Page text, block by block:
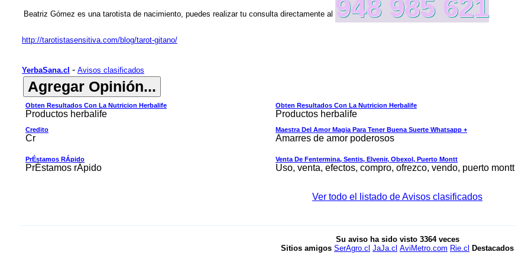
Beatriz Gómez es una tarotista de nacimiento, puedes realizar tu consulta directamente al 948 985 621
http://tarotistasensitiva.com/blog/tarot-gitano/
YerbaSana.cl - Avisos clasificados
Obten Resultados Con La Nutricion Herbalife
Productos herbalife
Obten Resultados Con La Nutricion Herbalife
Productos herbalife
Credito
Cr
Maestra Del Amor Magia Para Tener Buena Suerte Whatsapp +
Amarres de amor poderosos
PrÉstamos RÁpido
PrÉstamos rÁpido
Venta De Fentermina, Sentis, Elvenir, Obexol, Puerto Montt
Uso, venta, efectos, compro, ofrezco, vendo, puerto montt
Ver todo el listado de Avisos clasificados
Su aviso ha sido visto 3364veces
Sitios amigos SerAgro.cl JaJa.cl AviMetro.com Rie.cl Destacados